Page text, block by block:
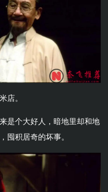
店。
是个大好人，暗地里却和地
囤积居奇的坏事。